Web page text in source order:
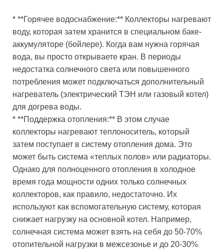
* **Горячее водоснабжение:** Коллекторы нагревают
воду, которая затем хранится в специальном баке-
аккумуляторе (бойлере). Когда вам нужна горячая
вода, вы просто открываете кран. В периоды
недостатка солнечного света или повышенного
потребления может подключаться дополнительный
нагреватель (электрический ТЭН или газовый котел)
для догрева воды.
* **Поддержка отопления:** В этом случае
коллекторы нагревают теплоноситель, который
затем поступает в систему отопления дома. Это
может быть система «теплых полов» или радиаторы.
Однако для полноценного отопления в холодное
время года мощности одних только солнечных
коллекторов, как правило, недостаточно. Их
используют как вспомогательную систему, которая
снижает нагрузку на основной котел. Например,
солнечная система может взять на себя до 50-70%
отопительной нагрузки в межсезонье и до 20-30%